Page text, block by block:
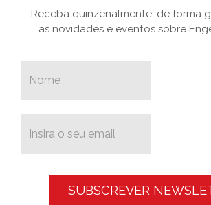
Receba quinzenalmente, de forma
as novidades e eventos sobre
SUBSCREVER